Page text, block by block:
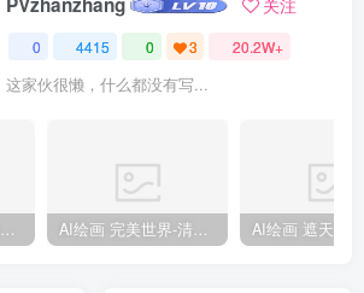
关注
0 4415 0 3 20.2W+
这家伙很懒，什么都没有写...
AI绘画 三角洲-麦晓雯 [15P] [57M] AI绘画 完美世界-清漪 [86P] [1173M]